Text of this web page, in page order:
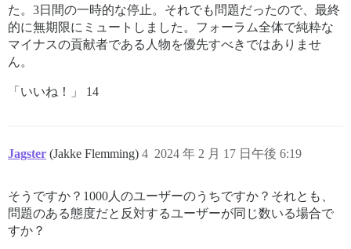
た。3日間の一時的な停止。それでも問題だったので、最終
的に無期限にミュートしました。フォーラム全体で純粋な
マイナスの貢献者である人物を優先すべきではありませ
ん。
「いいね！」 14
Jagster (Jakke Flemming) 2024 年 2 月 17 日午後 6:19
4
そうですか？1000人のユーザーのうちですか？それとも、
問題のある態度だと反対するユーザーが同じ数いる場合で
すか？